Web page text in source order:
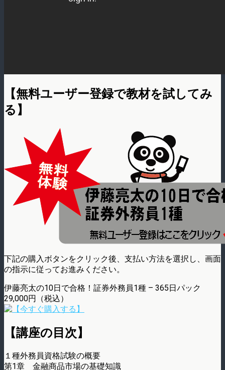
【無料ユーザー登録で教材を試してみ
る】
下記の購入ボタンをクリック後、支払い方法を選択し、画面
の指示に従ってお進みください。
伊藤亮太の10日で合格！証券外務員1種 – 365日パック
29,000円（税込）
【講座の目次】
１種外務員資格試験の概要
第1章 金融商品市場の基礎知識